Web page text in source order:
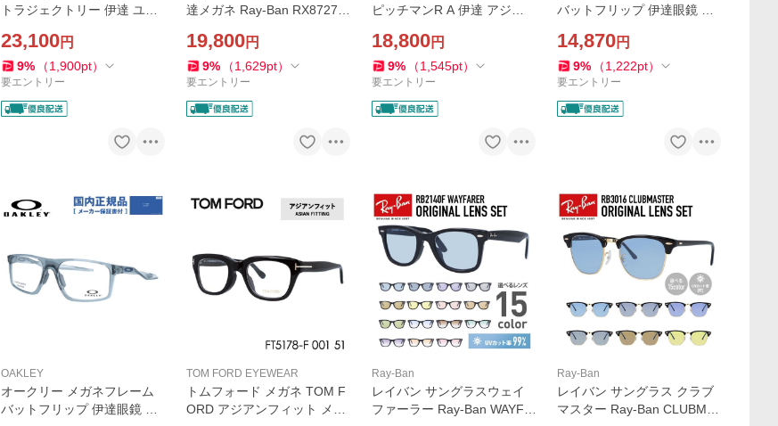
トラジェクトリー 伊達 ユニ
RAJECTORY OX8171-0159
59 スポーツ 男女兼用 メンズ
レディース 国内正規品
23,100円
9% （1,900pt）
要エントリー
達メガネ Ray-Ban RX8727D
ユニセックス メンズ レディ
ース 国内正規品
19,800円
9% （1,629pt）
要エントリー
ピッチマンR A 伊達 アジア
MAN R A OX8105F-0352 52
ボストン ユニセックス メン
ズ レディース 国内正規品
18,800円
9% （1,545pt）
要エントリー
バットフリップ 伊達眼鏡 レ
AT FLIP OX8183-0458 58 ス
クエア ユニセックス メンズ
レディース 国内正規品
14,870円
9% （1,222pt）
要エントリー
OAKLEY
オークリー メガネフレーム
バットフリップ 伊達眼鏡 レ
TOM FORD EYEWEAR
トムフォード メガネ TOM F
ORD アジアンフィット メガ
Ray-Ban
レイバン サングラスウェイ
ファーラー Ray-Ban WAYFA
Ray-Ban
レイバン サングラス クラブ
マスター Ray-Ban CLUBMA